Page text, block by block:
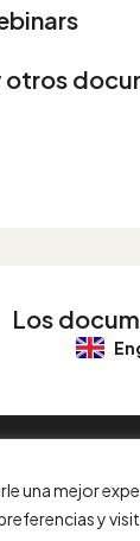
una mejor
y
otros
Los